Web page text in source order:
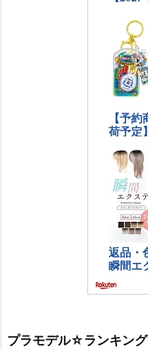
プラモデル☆ランキング